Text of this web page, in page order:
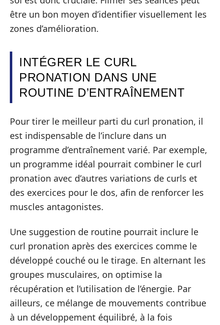
être un bon moyen d’identifier visuellement les
zones d’amélioration.
INTÉGRER LE CURL
PRONATION DANS UNE
ROUTINE D’ENTRAÎNEMENT
Pour tirer le meilleur parti du curl pronation, il
est indispensable de l’inclure dans un
programme d’entraînement varié. Par exemple,
un programme idéal pourrait combiner le curl
pronation avec d’autres variations de curls et
des exercices pour le dos, afin de renforcer les
muscles antagonistes.
Une suggestion de routine pourrait inclure le
curl pronation après des exercices comme le
développé couché ou le tirage. En alternant les
groupes musculaires, on optimise la
récupération et l’utilisation de l’énergie. Par
ailleurs, ce mélange de mouvements contribue
à un développement équilibré, à la fois